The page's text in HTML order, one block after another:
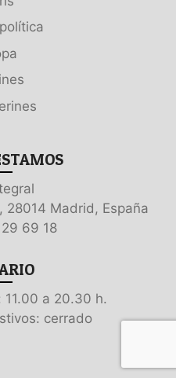
28014 Madrid, España
69 18
a 20.30 h.
cerrado